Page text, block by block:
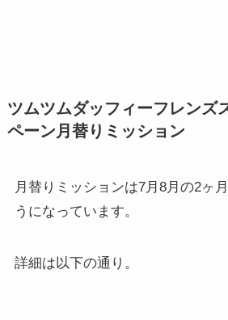
ツムツムダッフィーフレンズ
ペーン月替りミッション
月替りミッションは7月8月の2ヶ
うになっています。
詳細は以下の通り。